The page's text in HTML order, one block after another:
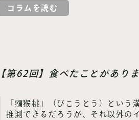
コラムを読む
【第62回】食べたことがあり
「獼猴桃」（びこうとう）という
推測できるだろうが、それ以外の